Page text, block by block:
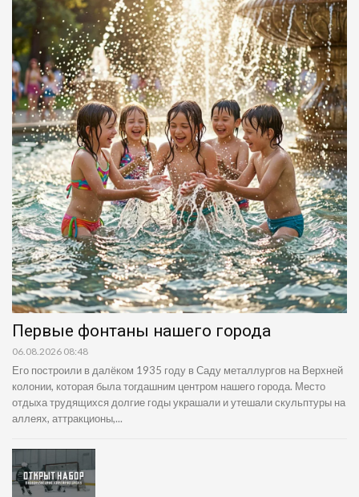
Первые фонтаны нашего города
06.08.2026 08:48
Его построили в далёком 1935 году в Саду металлургов на Верхней
колонии, которая была тогдашним центром нашего города. Место
отдыха трудящихся долгие годы украшали и утешали скульптуры на
аллеях, аттракционы,...